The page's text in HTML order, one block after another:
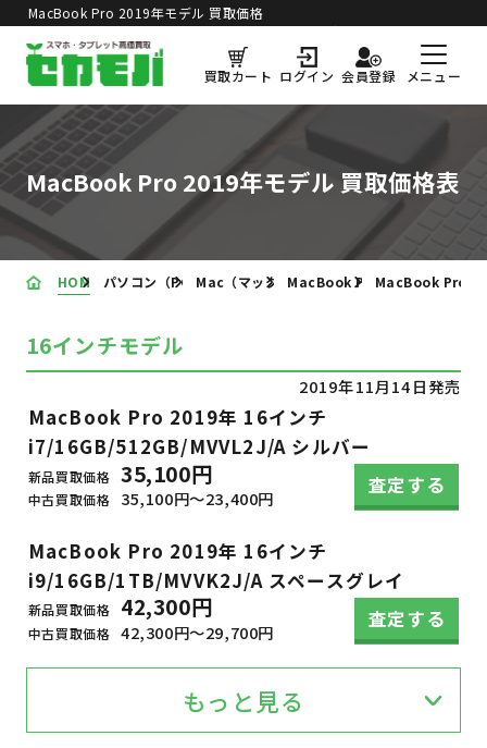
買取価格更新日：2026年8月5日
MacBook Pro 2019年モデル 買取価格
買取カート ログイン 会員登録 メニュー
MacBook Pro 2019年モデル 買取価格表
HOME パソコン（PC）の買取価格表Mac（マック）の買取価格表MacBook Pro 買取価格表
MacBook Pro
16インチモデル
2019年11月14日発売
MacBook Pro 2019年 16インチ
i7/16GB/512GB/MVVL2J/A シルバー
新品買取価格 35,100円
中古買取価格 35,100円～23,400円
査定する
MacBook Pro 2019年 16インチ
i9/16GB/1TB/MVVK2J/A スペースグレイ
新品買取価格 42,300円
中古買取価格 42,300円～29,700円
査定する
もっと見る